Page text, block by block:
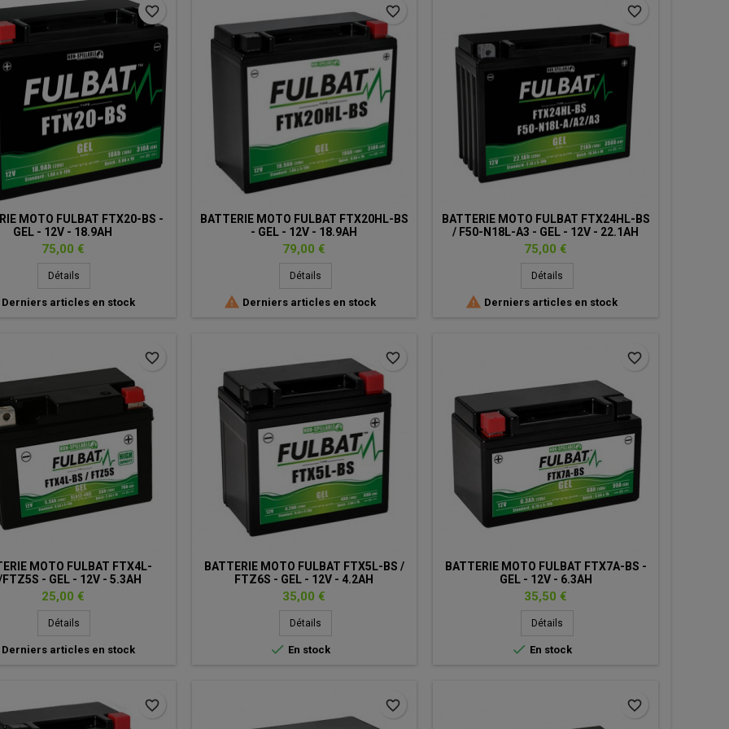
MOTO FULBAT FTX20-BS -
GEL - 12V - 18.9AH
Prix
75,00 €
Détails
articles en stock
favorite_border
BATTERIE MOTO FULBAT FTX20HL-BS
- GEL - 12V - 18.9AH
Prix
79,00 €
Détails
 Derniers articles en stock
favorite_border
BATTERIE MOTO FULBAT FTX24HL-BS
/ F50-N18L-A3 - GEL - 12V - 22.1AH
Prix
75,00 €
Détails
 Derniers articles en stock
favorite_border
MOTO FULBAT FTX4L-
- GEL - 12V - 5.3AH
Prix
25,00 €
Détails
articles en stock
favorite_border
BATTERIE MOTO FULBAT FTX5L-BS /
FTZ6S - GEL - 12V - 4.2AH
Prix
35,00 €
Détails
 En stock
favorite_border
BATTERIE MOTO FULBAT FTX7A-BS -
GEL - 12V - 6.3AH
Prix
35,50 €
Détails
 En stock
favorite_border
favorite_border favorite_border favorite_border